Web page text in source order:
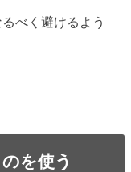
べく避けるよう
を使う